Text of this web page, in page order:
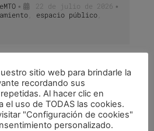
• 22 de julio de 2026 •
espacio público
e lecture
di Palermo e
• 3 de julio de 2026 •
exposiciones
sitio web para brindarle la
recordando sus
Al hacer clic en
el uso de TODAS las cookies.
"Configuración de cookies"
personalizado.